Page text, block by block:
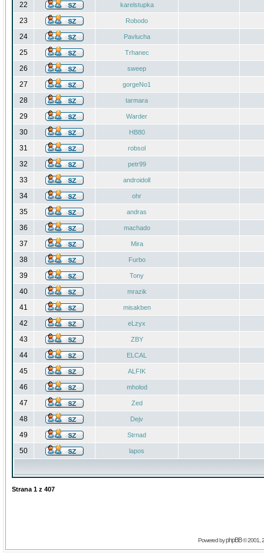
22 karelstupka
23 Robodo
24 Pavlucha
25 Trhanec
26 sweep
27 gorgeNo1
28 tarmara
29 Warder
30 HB80
31 robsol
32 petr99
33 androidoll
34 ohr
35 andras
36 machado
37 Mira
38 Furbo
39 Tony
40 mrazik
41 misakben
42 eLzyx
43 ZBY
44 ELCAL
45 ALFIK
46 mholod
47 Zed
48 Dejv
49 Strnad
50 lapos
Strana 1 z 407
Powered byphpBB© 2001,